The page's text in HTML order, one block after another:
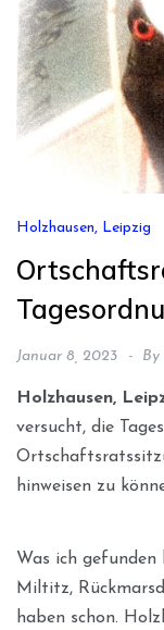
Holzhausen, Leipzig
Januar 8, 2023 By
Holzhausen,
versucht, die
hinweisen zu
Was ich
Miltitz,
haben schon.